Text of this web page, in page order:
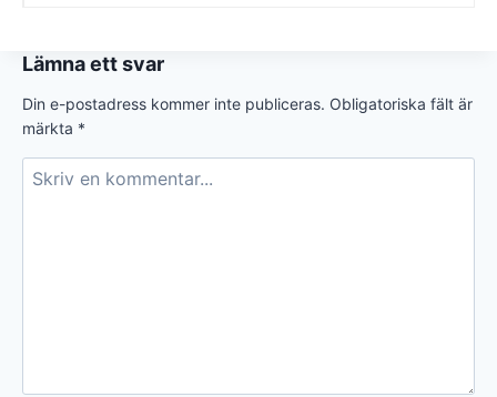
Lämna ett svar
Din e-postadress kommer inte publiceras. Obligatoriska fält är
märkta *